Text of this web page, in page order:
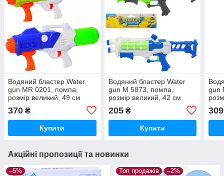
Водяний бластер Water
gun MR 0201, помпа,
розмір великий, 49 см
370 ₴
Купити
Водяний бластер Water
gun M 5873, помпа,
розмір великий, 42 см
205₴
Купити
gun
309
Акційні пропозиції та новинки
–5% Топ продажів –2%